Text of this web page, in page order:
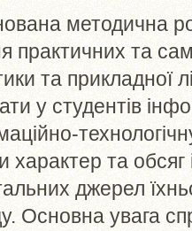
методична
практичних та
та прикладної
у студентів
характер та
джерел
Основна увага